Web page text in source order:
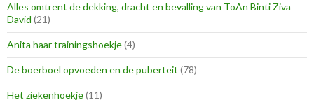
Alles omtrent de dekking, dracht en bevalling van ToAn Binti Ziva
David (21)
Anita haar trainingshoekje(4)
De boerboel opvoeden en de puberteit (78)
Het ziekenhoekje(11)